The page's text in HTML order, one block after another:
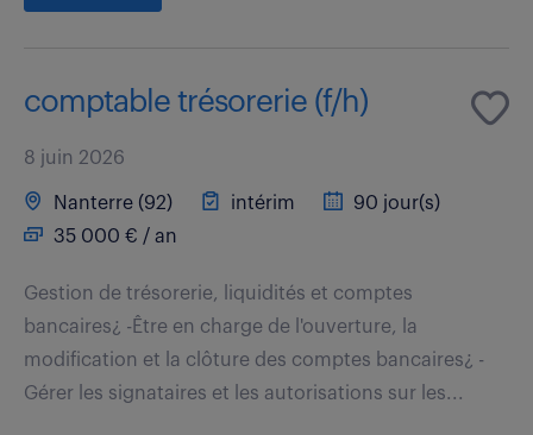
comptable trésorerie (f/h)
8 juin 2026
Nanterre (92) intérim
90 jour(s)
35 000 € / an
Gestion de trésorerie, liquidités et comptes
bancaires¿ -Être en charge de l'ouverture, la
modification et la clôture des comptes bancaires¿ -
Gérer les signataires et les autorisations sur les...